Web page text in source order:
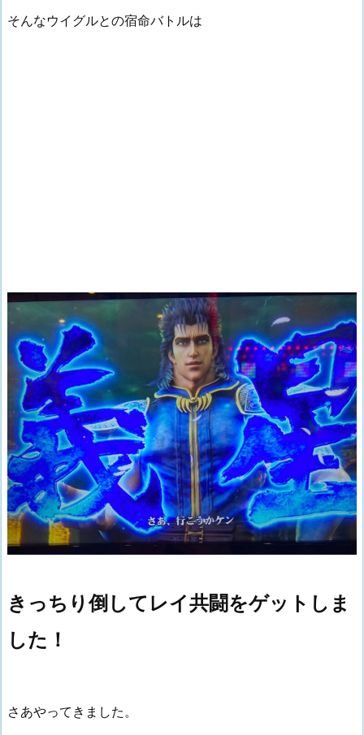
そんなウイグルとの宿命バトルは
きっちり倒してレイ共闘をゲットしま
した！
さあやってきました。